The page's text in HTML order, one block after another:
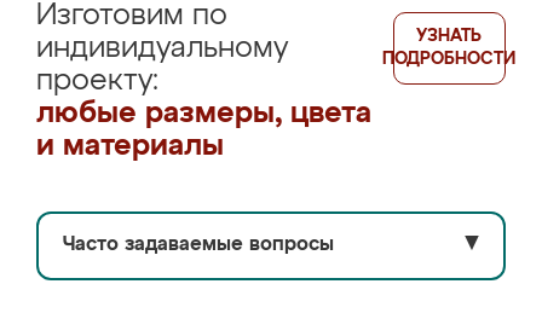
Изготовим по
индивидуальному
проекту:
любые размеры, цвета
и материалы
УЗНАТЬ
ПОДРОБНОСТИ
Часто задаваемые вопросы ▼